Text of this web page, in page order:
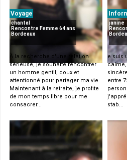
Voyage
chantal
Rencontre Femme 64 ans
Bordeaux
À la recherche d'une relation
sérieuse, je souhaite rencontrer
un homme gentil, doux et
attentionné pour partager ma vie.
Maintenant à la retraite, je profite
de mon temps libre pour me
consacrer...
janine
e suis
entre
stab...